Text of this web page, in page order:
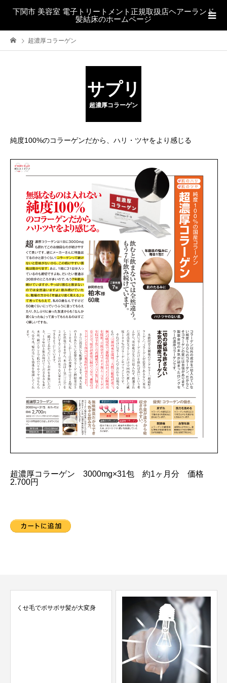
下関市 美容室 電子トリートメント正規取扱店ヘアーランド
髪結床のホームページ
超濃厚コラーゲン
サプリ
超濃厚コラーゲン
純度100%のコラーゲンだから、ハリ・ツヤをより感じる
超濃厚コラーゲン 3000mg×31包 約1ヶ月分 価格
2.700円
くせ毛でボサボサ髪が大変身